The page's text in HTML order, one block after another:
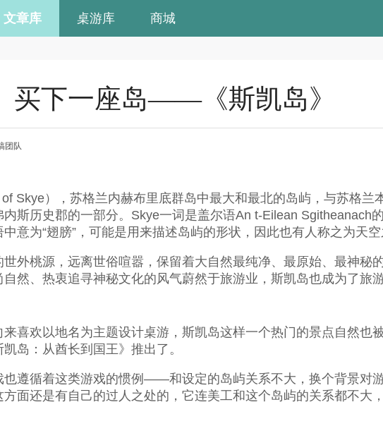
文章库 桌游库 商城
买下一座岛——《斯凯岛》
团队
Skye），苏格兰内赫布里底群岛中最大和最北的岛屿，与苏格兰
斯历史郡的一部分。Skye一词是盖尔语An t-Eilean Sgitheanach
意为“翅膀”，可能是用来描述岛屿的形状，因此也有人称之为天空
世外桃源，远离世俗喧嚣，保留着大自然最纯净、最原始、最神秘
然、热衷追寻神秘文化的风气蔚然于旅游业，斯凯岛也成为了旅
来喜欢以地名为主题设计桌游，斯凯岛这样一个热门的景点自然也
凯岛：从酋长到国王》推出了。
也遵循着这类游戏的惯例——和设定的岛屿关系不大，换个背景对
方面还是有自己的过人之处的，它连美工和这个岛屿的关系都不大